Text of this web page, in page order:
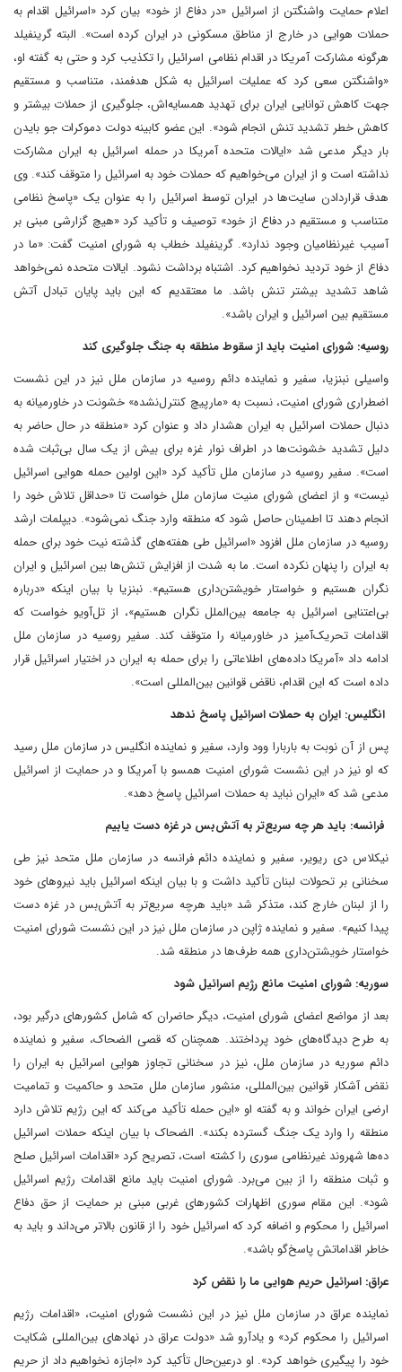
اعلام حمایت واشنگتن از اسرائیل «در دفاع از خود» بیان کرد «اسرائیل اقدام به
حملات هوایی در خارج از مناطق مسکونی در ایران کرده است». البته گرینفیلد
هرگونه مشارکت آمریکا در اقدام نظامی اسرائیل را تکذیب کرد و حتی به گفته او،
«واشنگتن سعی کرد که عملیات اسرائیل به شکل هدفمند، متناسب و مستقیم
جهت کاهش توانایی ایران برای تهدید همسایه‌اش، جلوگیری از حملات بیشتر و
کاهش خطر تشدید تنش انجام شود». این عضو کابینه دولت دموکرات جو بایدن
بار دیگر مدعی شد «ایالات متحده آمریکا در حمله اسرائیل به ایران مشارکت
نداشته است و از ایران می‌خواهیم که حملات خود به اسرائیل را متوقف کند». وی
هدف قراردادن سایت‌ها در ایران توسط اسرائیل را به عنوان یک «پاسخ نظامی
متناسب و مستقیم در دفاع از خود» توصیف و تأکید کرد «هیچ گزارشی مبنی بر
آسیب غیرنظامیان وجود ندارد». گرینفیلد خطاب به شورای امنیت گفت: «ما در
دفاع از خود تردید نخواهیم کرد. اشتباه برداشت نشود. ایالات متحده نمی‌خواهد
شاهد تشدید بیشتر تنش باشد. ما معتقدیم که این باید پایان تبادل آتش
مستقیم بین اسرائیل و ایران باشد».
روسیه: شورای امنیت باید از سقوط منطقه به جنگ جلوگیری کند
واسیلی نبنزیا، سفیر و نماینده دائم روسیه در سازمان ملل نیز در این نشست
اضطراری شورای امنیت، نسبت به «مارپیچ کنترل‌نشده» خشونت در خاورمیانه به
دنبال حملات اسرائیل به ایران هشدار داد و عنوان کرد «منطقه در حال حاضر به
دلیل تشدید خشونت‌ها در اطراف نوار غزه برای بیش از یک سال بی‌ثبات شده
است». سفیر روسیه در سازمان ملل تأکید کرد «این اولین حمله هوایی اسرائیل
نیست» و از اعضای شورای منیت سازمان ملل خواست تا «حداقل تلاش خود را
انجام دهند تا اطمینان حاصل شود که منطقه وارد جنگ نمی‌شود». دیپلمات ارشد
روسیه در سازمان ملل افزود «اسرائیل طی هفته‌های گذشته نیت خود برای حمله
به ایران را پنهان نکرده است. ما به شدت از افزایش تنش‌ها بین اسرائیل و ایران
نگران هستیم و خواستار خویشتن‌داری هستیم». نبنزیا با بیان اینکه «درباره
بی‌اعتنایی اسرائیل به جامعه بین‌الملل نگران هستیم»، از تل‌آویو خواست که
اقدامات تحریک‌آمیز در خاورمیانه را متوقف کند. سفیر روسیه در سازمان ملل
ادامه داد «آمریکا داده‌های اطلاعاتی را برای حمله به ایران در اختیار اسرائیل قرار
داده است که این اقدام، ناقض قوانین بین‌المللی است».
انگلیس: ایران به حملات اسرائیل پاسخ ندهد
پس از آن نوبت به باربارا وود وارد، سفیر و نماینده انگلیس در سازمان ملل رسید
که او نیز در این نشست شورای امنیت همسو با آمریکا و در حمایت از اسرائیل
مدعی شد که «ایران نباید به حملات اسرائیل پاسخ دهد».
فرانسه: باید هر چه سریع‌تر به آتش‌بس در غزه دست یابیم
نیکلاس دی ریویر، سفیر و نماینده دائم فرانسه در سازمان ملل متحد نیز طی
سخنانی بر تحولات لبنان تأکید داشت و با بیان اینکه اسرائیل باید نیروهای خود
را از لبنان خارج کند، متذکر شد «باید هرچه سریع‌تر به آتش‌بس در غزه دست
پیدا کنیم». سفیر و نماینده ژاپن در سازمان ملل نیز در این نشست شورای امنیت
خواستار خویشتن‌داری همه طرف‌ها در منطقه شد.
سوریه: شورای امنیت مانع رژیم اسرائیل شود
بعد از مواضع اعضای شورای امنیت، دیگر حاضران که شامل کشورهای درگیر بود،
به طرح دیدگاه‌های خود پرداختند. همچنان که قصی الضحاک، سفیر و نماینده
دائم سوریه در سازمان ملل، نیز در سخنانی تجاوز هوایی اسرائیل به ایران را
نقض آشکار قوانین بین‌المللی، منشور سازمان ملل متحد و حاکمیت و تمامیت
ارضی ایران خواند و به گفته او «این حمله تأکید می‌کند که این رژیم تلاش دارد
منطقه را وارد یک جنگ گسترده بکند». الضحاک با بیان اینکه حملات اسرائیل
ده‌ها شهروند غیر‌نظامی سوری را کشته است، تصریح کرد «اقدامات اسرائیل صلح
و ثبات منطقه را از بین می‌برد. شورای امنیت باید مانع اقدامات رژیم اسرائیل
شود». این مقام سوری اظهارات کشورهای غربی مبنی بر حمایت از حق دفاع
اسرائیل را محکوم و اضافه کرد که اسرائیل خود را از قانون بالاتر می‌داند و باید به
خاطر اقداماتش پاسخ‌گو باشد».
عراق: اسرائیل حریم هوایی ما را نقض کرد
نماینده عراق در سازمان ملل نیز در این نشست شورای امنیت، «اقدامات رژیم
اسرائیل را محکوم کرد» و یادآرو شد «دولت عراق در نهادهای بین‌المللی شکایت
خود را پیگیری خواهد کرد». او در‌عین‌حال تأکید کرد «اجازه نخواهیم داد از حریم